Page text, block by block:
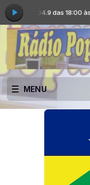
FM 104.9 das 18:00 às
MENU